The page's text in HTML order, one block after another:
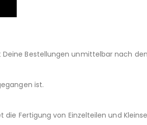
Bestellungen unmittelbar nach
ist.
Fertigung von Einzelteilen und